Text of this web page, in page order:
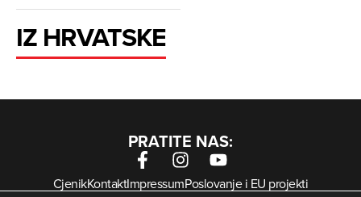
IZ HRVATSKE
PRATITE NAS:
CjenikKontaktImpressumPoslovanje i EU projekti